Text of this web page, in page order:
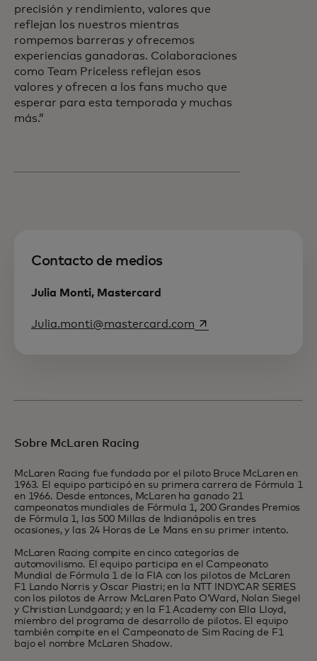
precisión y rendimiento, valores que
reflejan los nuestros mientras
rompemos barreras y ofrecemos
experiencias ganadoras. Colaboraciones
como Team Priceless reflejan esos
valores y ofrecen a los fans mucho que
esperar para esta temporada y muchas
más.”
Contacto de medios
Julia Monti, Mastercard
Julia.monti@mastercard.com abre em uma nova
Sobre McLaren Racing
McLaren Racing fue fundada por el piloto Bruce McLaren en
1963. El equipo participó en su primera carrera de Fórmula 1
en 1966. Desde entonces, McLaren ha ganado 21
campeonatos mundiales de Fórmula 1, 200 Grandes Premios
de Fórmula 1, las 500 Millas de Indianápolis en tres
ocasiones, y las 24 Horas de Le Mans en su primer intento.
McLaren Racing compite en cinco categorías de
automovilismo. El equipo participa en el Campeonato
Mundial de Fórmula 1 de la FIA con los pilotos de McLaren
F1 Lando Norris y Oscar Piastri; en la NTT INDYCAR SERIES
con los pilotos de Arrow McLaren Pato O’Ward, Nolan Siegel
y Christian Lundgaard; y en la F1 Academy con Ella Lloyd,
miembro del programa de desarrollo de pilotos. El equipo
también compite en el Campeonato de Sim Racing de F1
bajo el nombre McLaren Shadow.